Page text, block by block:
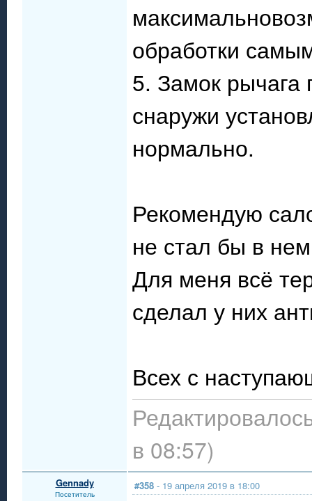
обработки
5. Замок рычага
снаружи
нормально.
Рекомендую
не стал бы в
Для меня всё
сделал у них
Всех с
в 08:57)
Gennady
Посетитель
#358 - 19 апреля 2019 в 18:00